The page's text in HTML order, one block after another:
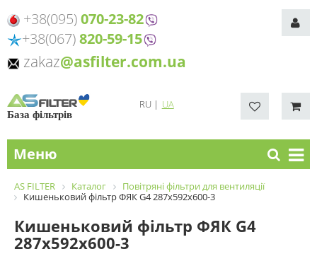
+38(095)070-23-82
+38(067)820-59-15
zakaz@asfilter.com.ua
База фільтрів
RU | UA
Меню
AS FILTER Каталог
Повітряні фільтри для вентиляції
Кишеньковий фільтр ФЯК G4 287х592х600-3
Кишеньковий фільтр ФЯК G4
287х592х600-3